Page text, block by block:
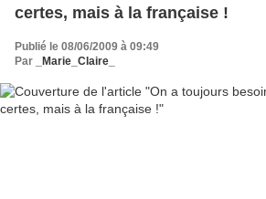
certes, mais à la française !
Publié le 08/06/2009 à 09:49
Par
_Marie_Claire_